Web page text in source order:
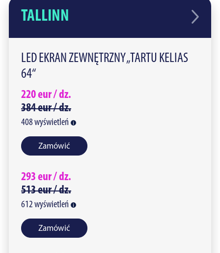
TALLINN
LED EKRAN ZEWNĘTRZNY „TARTU KELIAS
64“
220eur /dz.
384eur /dz.
408 wyświetleń
Zamówić
293 eur /dz.
513eur /dz.
612 wyświetleń
Zamówić